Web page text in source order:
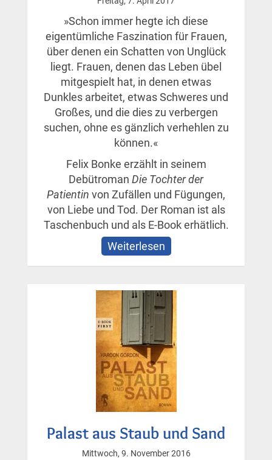
»Schon immer hegte ich diese
eigentümliche Faszination für Frauen,
über denen ein Schatten von Unglück
liegt. Frauen, denen das Leben übel
mitgespielt hat, in denen etwas
Dunkles arbeitet, etwas Schweres und
Großes, und die dies zu verbergen
suchen, ohne es gänzlich verhehlen zu
können.«
Felix Bonke erzählt in seinem
Debütroman Die Tochter der
Patientin von Zufällen und Fügungen,
von Liebe und Tod. Der Roman ist als
Taschenbuch und als E-Book erhätlich.
Weiterlesen
der
Patientin
Palast aus Staub und Sand
Mittwoch, 9. November 2016